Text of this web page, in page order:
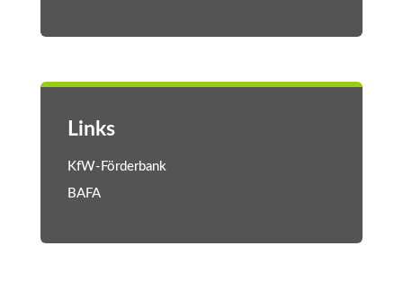
Links
KfW-Förderbank
BAFA